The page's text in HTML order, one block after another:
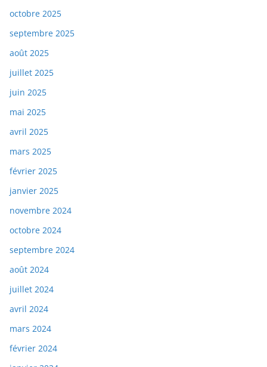
octobre 2025
septembre 2025
août 2025
juillet 2025
juin 2025
mai 2025
avril 2025
mars 2025
février 2025
janvier 2025
novembre 2024
octobre 2024
septembre 2024
août 2024
juillet 2024
avril 2024
mars 2024
février 2024